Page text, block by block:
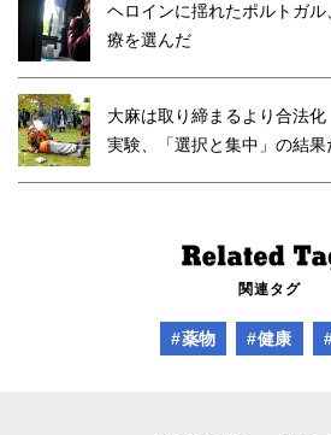
ヘロインに揺れたポルトガ
療を選んだ
大麻は取り締まるより合法
実験、「選択と集中」の結果
関連タグ
#薬物 #健康